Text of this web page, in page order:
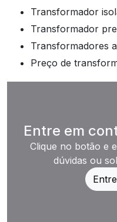
transformador
transformador
transformadores
preço de
Entre em
Clique no botão e
dúvidas ou